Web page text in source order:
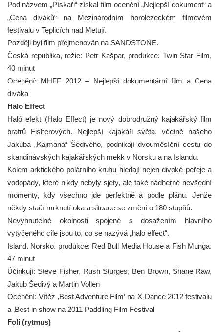
Pod názvem „Pískaři“ získal film ocenění „Nejlepší dokument“ a
„Cena diváků“ na Mezinárodním horolezeckém filmovém
festivalu v Teplicích nad Metují.
Později byl film přejmenován na SANDSTONE.
Česká republika, režie: Petr Kašpar, produkce: Twin Star Film,
40 minut
Ocenění: MHFF 2012 – Nejlepší dokumentární film a Cena
diváka
Halo Effect
Haló efekt (Halo Effect) je nový dobrodružný kajakářský film
bratrů Fisherových. Nejlepší kajakáři světa, včetně našeho
Jakuba „Kajmana“ Šedivého, podnikají dvouměsíční cestu do
skandinávských kajakářských mekk v Norsku a na Islandu.
Kolem arktického polárního kruhu hledají nejen divoké peřeje a
vodopády, které nikdy nebyly sjety, ale také nádherné nevšední
momenty, kdy všechno jde perfektně a podle plánu. Jenže
někdy stačí mrknutí oka a situace se změní o 180 stupňů.
Nevyhnutelné okolnosti spojené s dosažením hlavního
vytyčeného cíle jsou to, co se nazývá „halo effect“.
Island, Norsko, produkce: Red Bull Media House a Fish Munga,
47 minut
Účinkují: Steve Fisher, Rush Sturges, Ben Brown, Shane Raw,
Jakub Šedivý a Martin Vollen
Ocenění: Vítěz ‚Best Adventure Film‘ na X-Dance 2012 festivalu
a ‚Best in show na 2011 Paddling Film Festival
Foli (rytmus)